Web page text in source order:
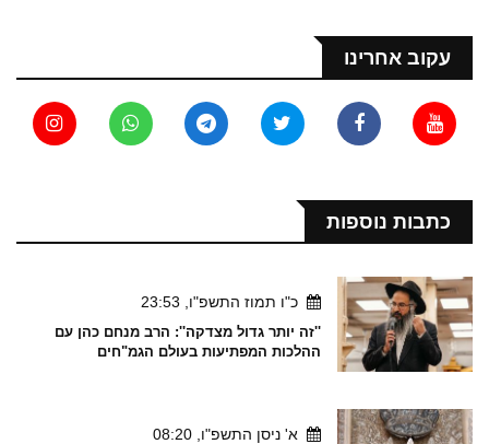
עקוב אחרינו
כתבות נוספות
כ"ו תמוז התשפ"ו, 23:53
''זה יותר גדול מצדקה'': הרב מנחם כהן עם
ההלכות המפתיעות בעולם הגמ"חים
א' ניסן התשפ"ו, 08:20